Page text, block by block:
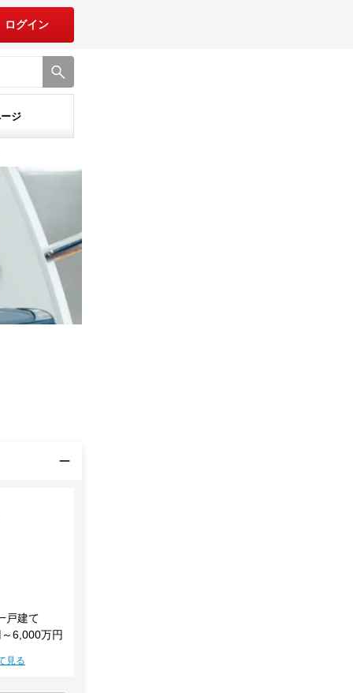
ログイン
ジ
戸建て
6,000万円
見る